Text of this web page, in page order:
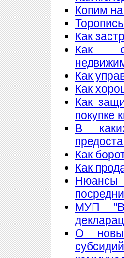
Копим
Как
Как
Как
Как
Как
покупке
В
Как
Как
МУП
О